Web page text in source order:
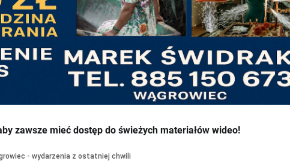
zawsze mieć dostęp do świeżych materiałów wideo!